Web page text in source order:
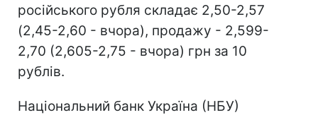
російського рубля складає 2,50-2,57
(2,45-2,60 - вчора), продажу - 2,599-
2,70 (2,605-2,75 - вчора) грн за 10
рублів.
Національний банк Україна (НБУ)